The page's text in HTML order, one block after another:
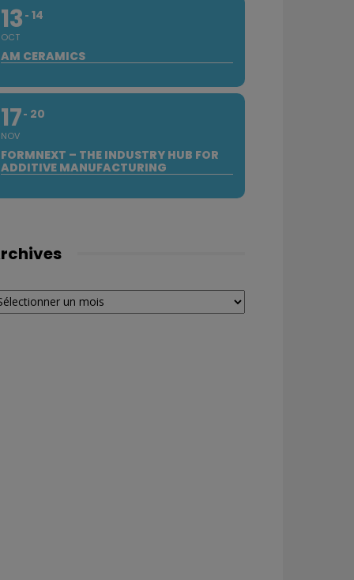
13
OCT
14
AM CERAMICS
17
NOV
20
FORMNEXT – THE INDUSTRY HUB FOR
ADDITIVE MANUFACTURING